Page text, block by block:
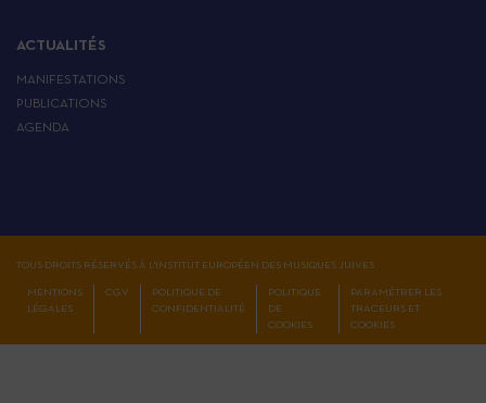
ACTUALITÉS
MANIFESTATIONS
PUBLICATIONS
AGENDA
TOUS DROITS RÉSERVÉS À L'INSTITUT EUROPÉEN DES MUSIQUES JUIVES
MENTIONS
LÉGALES
CGV
POLITIQUE DE
CONFIDENTIALITÉ
POLITIQUE
DE
COOKIES
PARAMÉTRER LES
TRACEURS ET
COOKIES